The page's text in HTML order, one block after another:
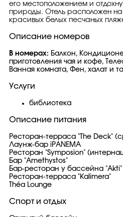
его местоположением и
природы. Отель расположен
красивых белых песчаных
Описание номеров
В номерах: Балкон,
приготовления чая и кофе,
Ванная комната, Фен, халат и
Услуги
библиотека
Описание питания
Ресторан-терраса "The Deck"
Лаунж-бар iPANEMA
Ресторан "Symposion"
Бар "Amethystos"
Бар-ресторан у бассейна "Akti"
Ресторан-терраса "Kalimera"
Théa Lounge
Спорт и отдых